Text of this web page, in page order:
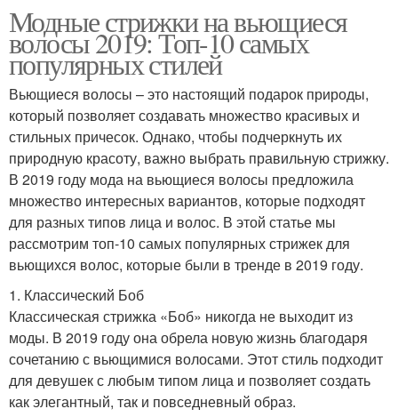
Модные стрижки на вьющиеся
волосы 2019: Топ-10 самых
популярных стилей
Вьющиеся волосы – это настоящий подарок природы,
который позволяет создавать множество красивых и
стильных причесок. Однако, чтобы подчеркнуть их
природную красоту, важно выбрать правильную стрижку.
В 2019 году мода на вьющиеся волосы предложила
множество интересных вариантов, которые подходят
для разных типов лица и волос. В этой статье мы
рассмотрим топ-10 самых популярных стрижек для
вьющихся волос, которые были в тренде в 2019 году.
1. Классический Боб
Классическая стрижка «Боб» никогда не выходит из
моды. В 2019 году она обрела новую жизнь благодаря
сочетанию с вьющимися волосами. Этот стиль подходит
для девушек с любым типом лица и позволяет создать
как элегантный, так и повседневный образ.